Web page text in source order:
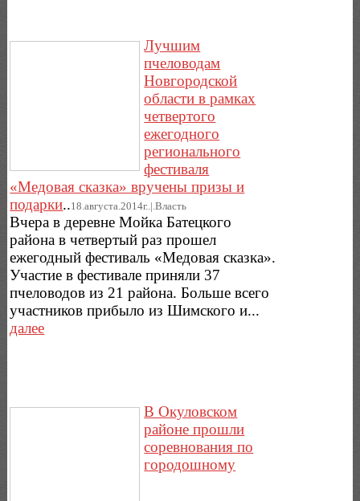
Лучшим
пчеловодам
Новгородской
области в рамках
четвертого
ежегодного
регионального
фестиваля
«Медовая сказка» вручены призы и
подарки..18.августа.2014г..|.Власть
Вчера в деревне Мойка Батецкого
района в четвертый раз прошел
ежегодный фестиваль «Медовая сказка».
Участие в фестивале приняли 37
пчеловодов из 21 района. Больше всего
участников прибыло из Шимского и...
далее
В Окуловском
районе прошли
соревнования по
городошному